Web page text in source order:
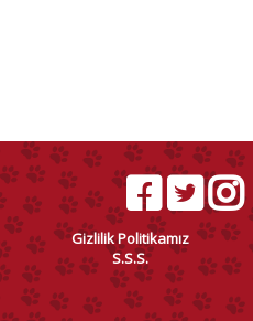
Gizlilik Politikamız
S.S.S.